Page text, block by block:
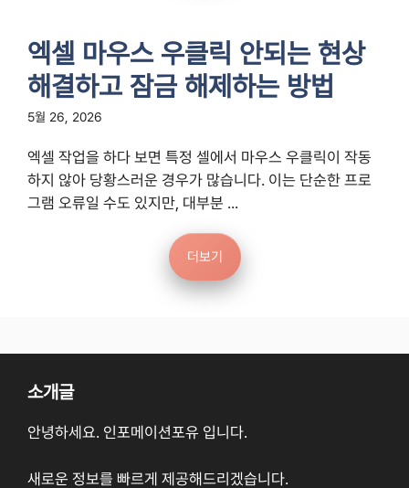
엑셀 마우스 우클릭 안되는 현상
해결하고 잠금 해제하는 방법
5월 26, 2026
엑셀 작업을 하다 보면 특정 셀에서 마우스 우클릭이 작동
하지 않아 당황스러운 경우가 많습니다. 이는 단순한 프로
그램 오류일 수도 있지만, 대부분 ...
더보기
소개글
안녕하세요. 인포메이션포유 입니다.
새로운 정보를 빠르게 제공해드리겠습니다.